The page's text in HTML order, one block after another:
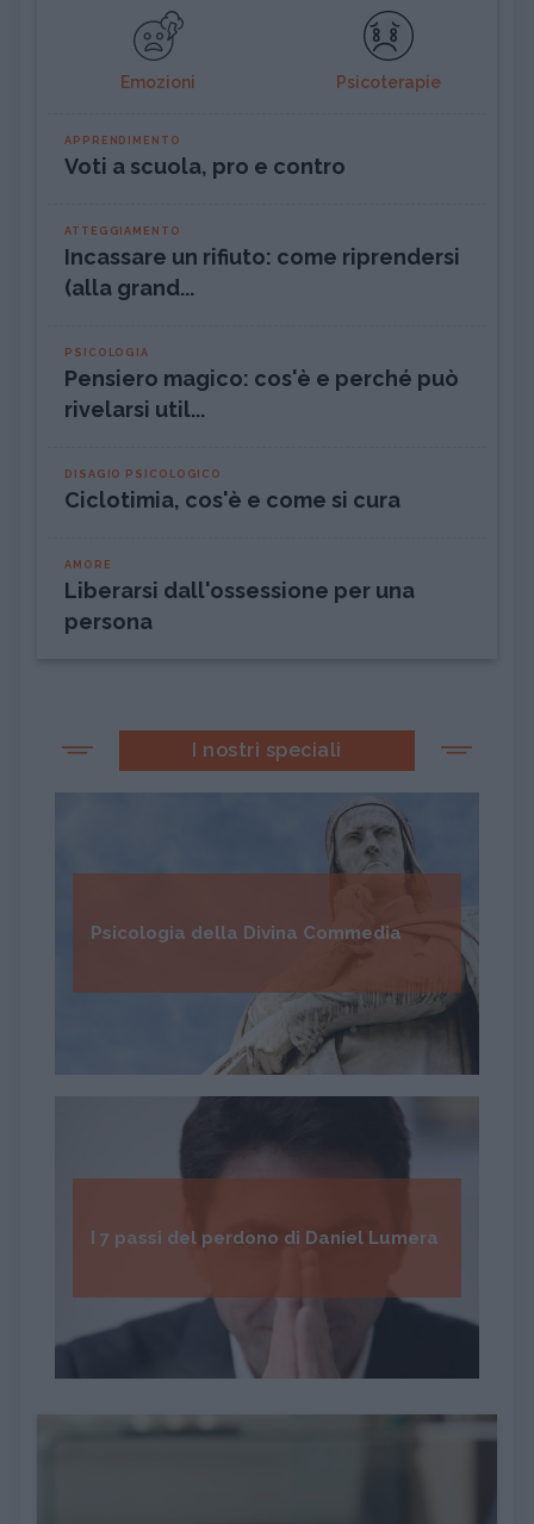
Emozioni Psicoterapie
APPRENDIMENTO
Voti a scuola, pro e contro
ATTEGGIAMENTO
Incassare un rifiuto: come riprendersi
(alla grand...
PSICOLOGIA
Pensiero magico: cos'è e perché può
rivelarsi util...
DISAGIO PSICOLOGICO
Ciclotimia, cos'è e come si cura
AMORE
Liberarsi dall'ossessione per una
persona
I nostri speciali
Psicologia della Divina Commedia
I 7 passi del perdono di Daniel Lumera